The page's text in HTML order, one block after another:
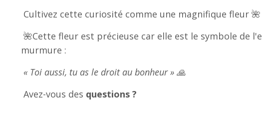
Cultivez cette curiosité comme une magnifique fleur 🌺
🌺Cette fleur est précieuse car elle est le symbole de
murmure :
« Toi aussi, tu as le droit au bonheur » 🙏
Avez-vous des questions ?